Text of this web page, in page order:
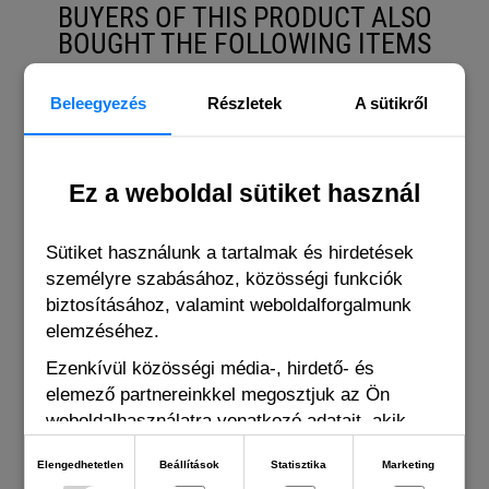
Beleegyezés Részletek A sütikről
Ez a weboldal sütiket használ
Sütiket használunk a tartalmak és hirdetések
személyre szabásához, közösségi funkciók
biztosításához, valamint weboldalforgalmunk
elemzéséhez.
Ezenkívül közösségi média-, hirdető- és
elemező partnereinkkel megosztjuk az Ön
weboldalhasználatra vonatkozó adatait, akik
amelyeket Ön adott meg számukra vagy az Ön
Elengedhetetlen Beállítások Statisztika Marketing
BUYERS OF THIS PRODUCT ALSO
BOUGHT THE FOLLOWING ITEMS